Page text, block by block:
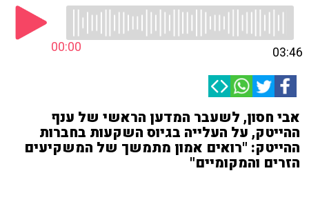
00:00 03:46
אבי חסון, לשעבר המדען הראשי של ענף
ההייטק, על העלייה בגיוס השקעות בחברות
ההייטק: "רואים אמון מתמשך של המשקיעים
הזרים והמקומיים"